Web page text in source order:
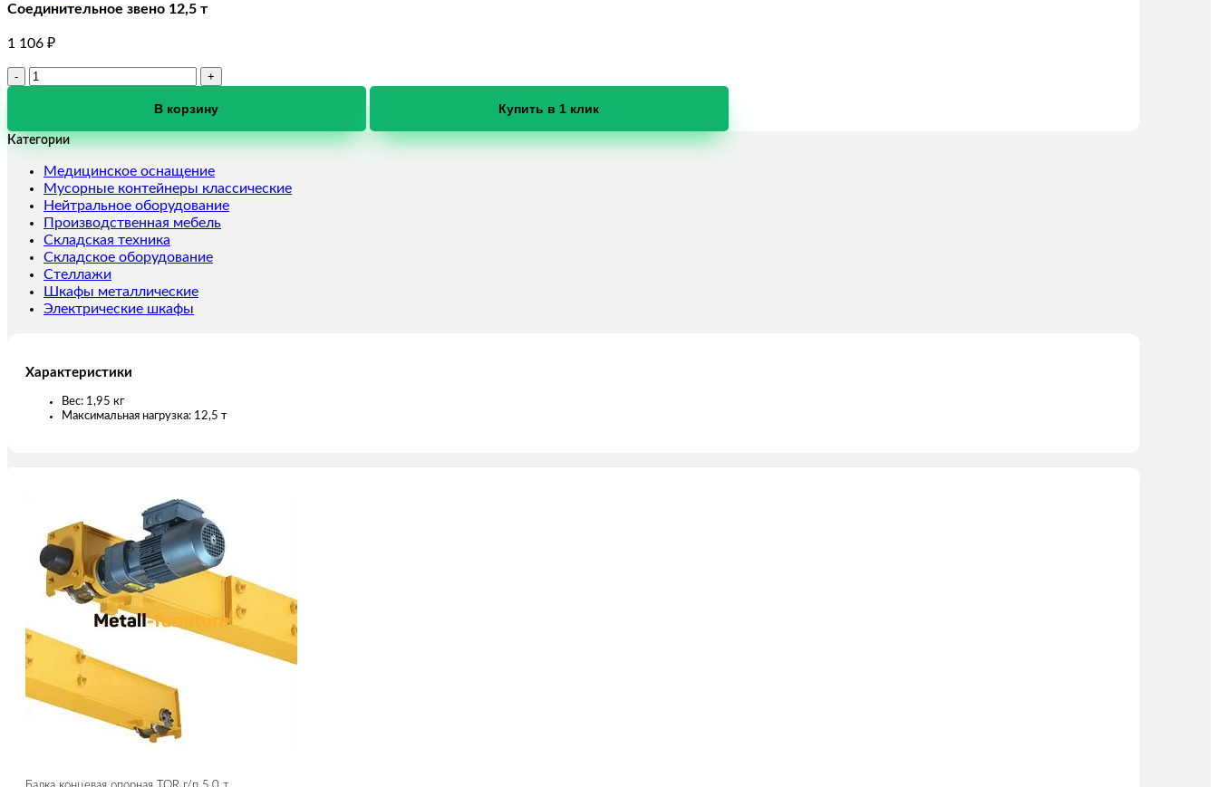
Соединительное звено 12,5 т
1 106 ₽
Количество
12,5
В корзину Купить в 1 клик
Категории
Медицинское оснащение
Мусорные контейнеры классические
Нейтральное оборудование
Производственная мебель
Складская техника
Складское оборудование
Стеллажи
Шкафы металлические
Электрические шкафы
Характеристики
Вес: 1,95 кг
Максимальная нагрузка: 12,5 т